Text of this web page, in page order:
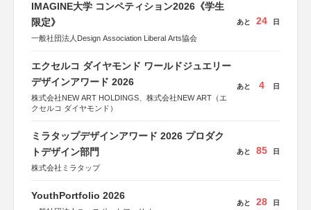
IMAGINE大学 コンペティション2026《学生
限定》
一般社団法人Design Association Liberal Arts協会
あと 24 日
エクセルコ ダイヤモンド ワールドジュエリー
デザインアワード 2026
株式会社NEW ART HOLDINGS、株式会社NEW ART（エ
クセルコ ダイヤモンド）
あと 4 日
ミラタップデザインアワード 2026 プロダク
トデザイン部門
株式会社ミラタップ
あと 85 日
YouthPortfolio 2026
あと 28 日